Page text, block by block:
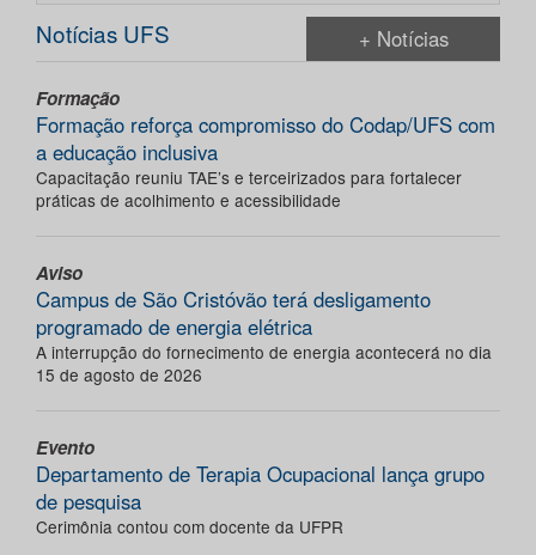
Notícias UFS + Notícias
Formação
Formação reforça compromisso do Codap/UFS com
a educação inclusiva
Capacitação reuniu TAE’s e terceirizados para fortalecer
práticas de acolhimento e acessibilidade
Aviso
Campus de São Cristóvão terá desligamento
programado de energia elétrica
A interrupção do fornecimento de energia acontecerá no dia
15 de agosto de 2026
Evento
Departamento de Terapia Ocupacional lança grupo
de pesquisa
Cerimônia contou com docente da UFPR